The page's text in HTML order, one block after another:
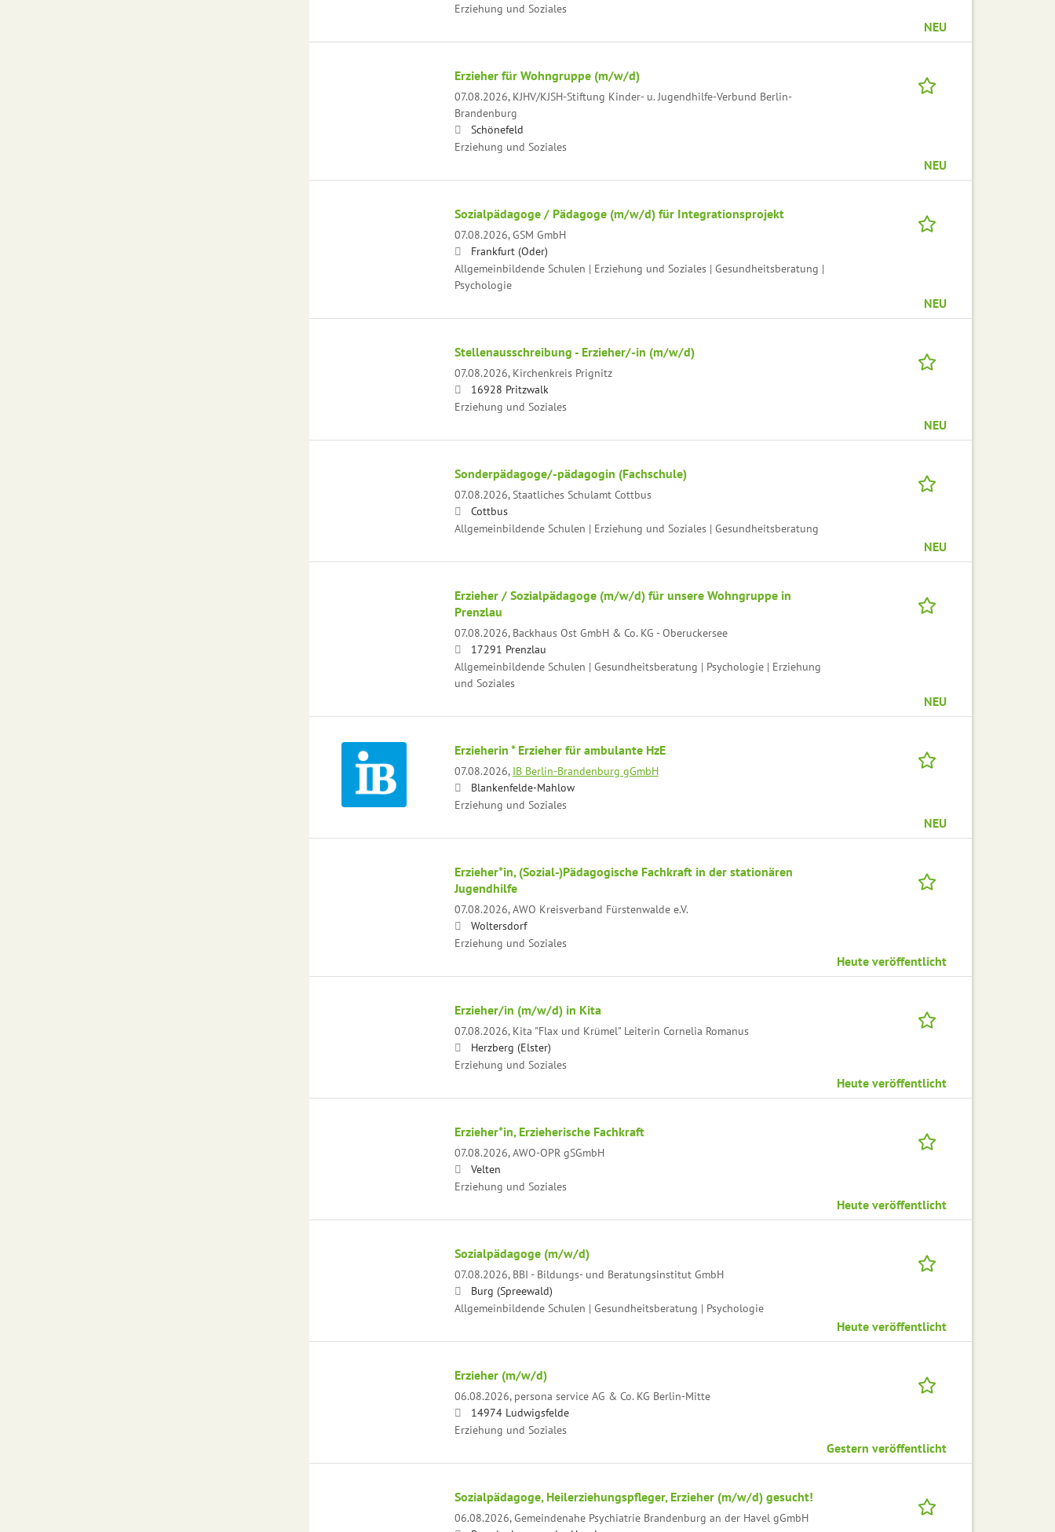
Erziehung und Soziales
NEU
Erzieher für Wohngruppe (m/w/d)
07.08.2026, KJHV/KJSH-Stiftung Kinder- u. Jugendhilfe-Verbund Berlin-
Brandenburg
Schönefeld
Erziehung und Soziales
NEU
Sozialpädagoge / Pädagoge (m/w/d) für Integrationsprojekt
07.08.2026,GSM GmbH
Frankfurt (Oder)
Allgemeinbildende Schulen | Erziehung und Soziales | Gesundheitsberatung |
Psychologie
NEU
Stellenausschreibung - Erzieher/-in (m/w/d)
07.08.2026, Kirchenkreis Prignitz
16928 Pritzwalk
Erziehung und Soziales
NEU
Sonderpädagoge/-pädagogin (Fachschule)
07.08.2026,Staatliches Schulamt Cottbus
Cottbus
Allgemeinbildende Schulen | Erziehung und Soziales | Gesundheitsberatung
NEU
Erzieher / Sozialpädagoge (m/w/d) für unsere Wohngruppe in
Prenzlau
07.08.2026, Backhaus Ost GmbH & Co. KG - Oberuckersee
17291 Prenzlau
Allgemeinbildende Schulen | Gesundheitsberatung | Psychologie | Erziehung
und Soziales
NEU
Erzieherin * Erzieher für ambulante HzE
07.08.2026, IB Berlin-Brandenburg gGmbH
Blankenfelde-Mahlow
Erziehung und Soziales
NEU
Erzieher*in, (Sozial-)Pädagogische Fachkraft in der stationären
Jugendhilfe
07.08.2026,AWO Kreisverband Fürstenwalde e.V.
Woltersdorf
Erziehung und Soziales
Heute veröffentlicht
Erzieher/in (m/w/d) in Kita
07.08.2026, Kita "Flax und Krümel" Leiterin Cornelia Romanus
Herzberg (Elster)
Erziehung und Soziales
Heute veröffentlicht
Erzieher*in, Erzieherische Fachkraft
07.08.2026,AWO-OPR gSGmbH
Velten
Erziehung und Soziales
Heute veröffentlicht
Sozialpädagoge (m/w/d)
07.08.2026, BBI - Bildungs- und Beratungsinstitut GmbH
Burg (Spreewald)
Allgemeinbildende Schulen | Gesundheitsberatung | Psychologie
Heute veröffentlicht
Erzieher (m/w/d)
06.08.2026, persona service AG & Co. KG Berlin-Mitte
14974 Ludwigsfelde
Erziehung und Soziales
Gestern veröffentlicht
Sozialpädagoge, Heilerziehungspfleger, Erzieher (m/w/d) gesucht!
06.08.2026,Gemeindenahe Psychiatrie Brandenburg an der Havel gGmbH